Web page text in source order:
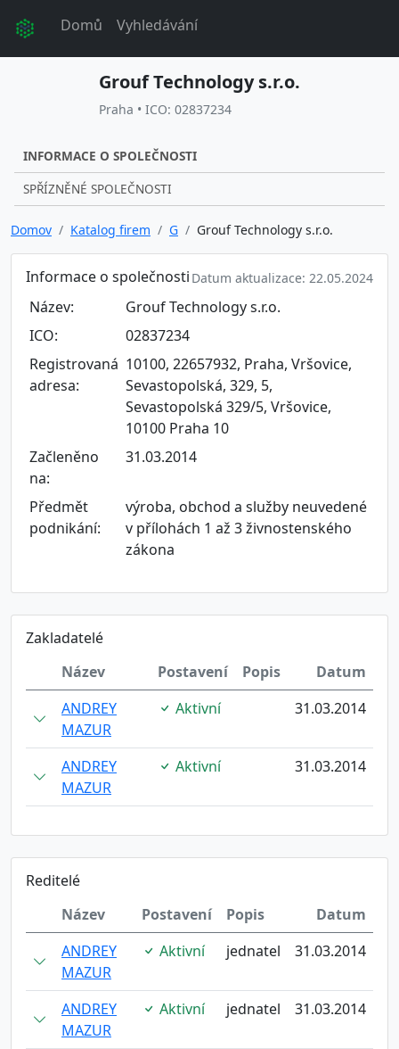
Domů Vyhledávání
Grouf Technology s.r.o.
Praha • ICO: 02837234
INFORMACE O SPOLEČNOSTI
SPŘÍZNĚNÉ SPOLEČNOSTI
Domov Katalog firem G Grouf Technology s.r.o.
Informace o společnosti Datum aktualizace: 22.05.2024
Název:
Grouf Technology s.r.o.
ICO:
02837234
Registrovaná
adresa:
10100, 22657932, Praha, Vršovice,
Sevastopolská, 329, 5,
Sevastopolská 329/5, Vršovice,
10100 Praha 10
Začleněno
na:
31.03.2014
Předmět
podnikání:
výroba, obchod a služby neuvedené
v přílohách 1 až 3 živnostenského
zákona
Zakladatelé
Název
Postavení Popis
Datum
ANDREY
MAZUR
Aktivní 31.03.2014
ANDREY
MAZUR
Aktivní 31.03.2014
Reditelé
Název
Postavení Popis
Datum
ANDREY
MAZUR
Aktivní jednatel 31.03.2014
ANDREY
MAZUR
Aktivní jednatel 31.03.2014